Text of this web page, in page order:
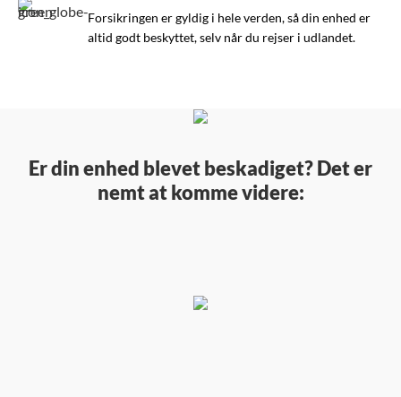
Forsikringen er gyldig i hele verden, så din enhed er
altid godt beskyttet, selv når du rejser i udlandet.
Er din enhed blevet beskadiget? Det er
nemt at komme videre: